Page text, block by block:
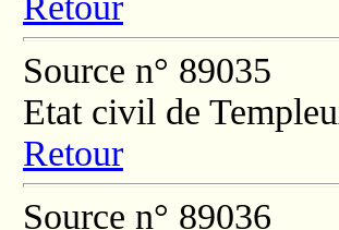
Source n° 89035
Etat civil de
Retour
Source n° 89036